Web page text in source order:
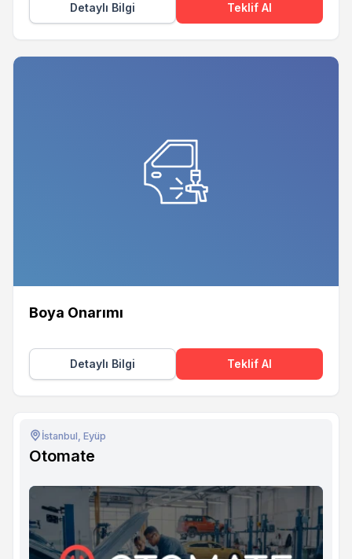
Detaylı Bilgi Teklif Al
Boya Onarımı
Detaylı Bilgi Teklif Al
İstanbul, Eyüp
Otomate